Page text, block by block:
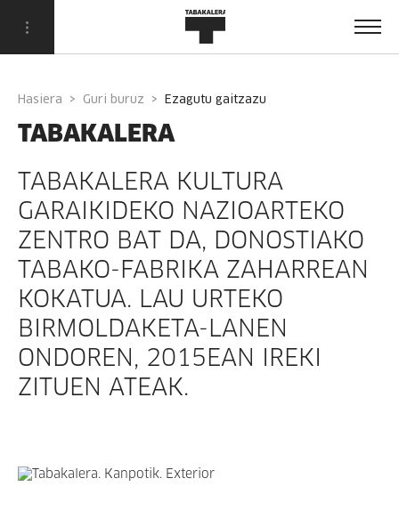
Hasiera Guri buruz ezagutu gaitzazu
TABAKALERA
TABAKALERA KULTURA
GARAIKIDEKO NAZIOARTEKO
ZENTRO BAT DA, DONOSTIAKO
TABAKO-FABRIKA ZAHARREAN
KOKATUA. LAU URTEKO
BIRMOLDAKETA-LANEN
ONDOREN, 2015EAN IREKI
ZITUEN ATEAK.